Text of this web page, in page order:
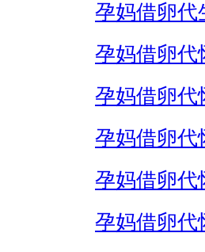
孕妈借卵代
孕妈借卵代
孕妈借卵代
孕妈借卵代
孕妈借卵代
孕妈借卵代